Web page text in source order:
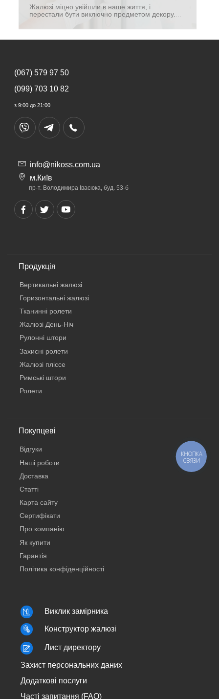
Жалюзі міцно увійшли в наше життя, і
перестали бути виключно предметом декору.
приміщення від сонячного світла, а також від
піднімати вгору).
(067) 579 97 50
(099) 703 10 82
з 9:00 до 21:00
info@nikoss.com.ua
м.Київ
пр-т. Володимира Івасюка, буд. 53-б
Продукція
Вертикальнi жалюзi
Горизонтальні жалюзі
Тканинні ролети
Жалюзі День-Ніч
Рулонні штори
Захисні ролети
Жалюзі пліссе
Римські штори
Ролети
Покупцеві
Відгуки
Наші роботи
Доставка
Статті
Карта сайту
Сертифікати
Про компанію
Як купити
Гарантія
Політика конфіденційності
Виклик замірника
Конструктор жалюзі
Лист директору
Захист персональних даних
Додаткові послуги
Часті запитання (FAQ)
КНОПКА
СВЯЗИ